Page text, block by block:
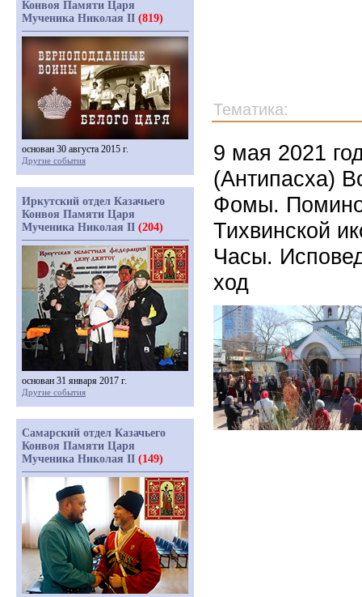
Тематика:
9 мая 2021
(Антипасха)
Фомы.
Тихвинской
Часы.
ход
Конвоя Памяти Царя
Мученика Николая II (819)
основан 30 августа 2015 г.
Другие события
Иркутский отдел Казачьего
Конвоя Памяти Царя
Мученика Николая II (204)
основан 31 января 2017 г.
Другие события
Самарский отдел Казачьего
Конвоя Памяти Царя
Мученика Николая II (149)